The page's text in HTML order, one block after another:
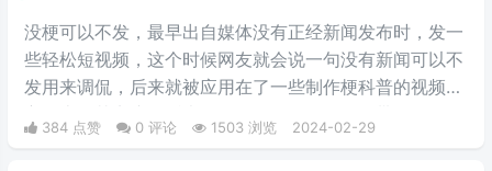
没梗可以不发，最早出自媒体没有正‌‌‌‌‌‌‌‌经新闻发布时，发一
些轻松短视频，这个时候网友就会说一句没有新闻可以不
发用来调侃，后来就被应用在了一些制作梗科普的视频博
主身上，其实这句话也不算是批评，更多的是带有玩梗的
意味。“解梗博主”的嘲讽发言，指各类梗科普相关的作者
384 点赞 0 评论 1503 浏览 2024-02-29